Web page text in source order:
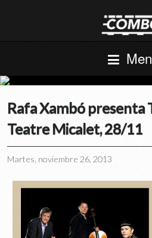
Rafa Xambó presenta
Teatre Micalet, 28/11
Martes, noviembre 26, 2013